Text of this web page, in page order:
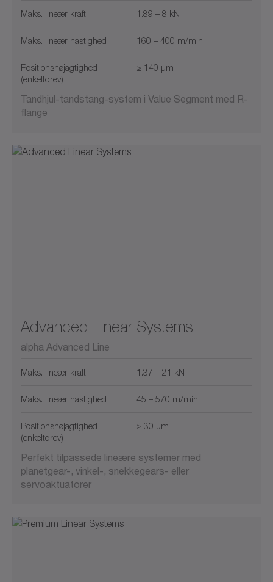
Maks. lineær kraft 1.89 – 8 kN
Maks. lineær hastighed 160 – 400 m/min
Positionsnøjagtighed
(enkeltdrev)
≥ 140 µm
Tandhjul-tandstang-system i Value Segment med R-
flange
Advanced Linear Systems
alpha Advanced Line
Maks. lineær kraft 1.37 – 21 kN
Maks. lineær hastighed 45 – 570 m/min
Positionsnøjagtighed
(enkeltdrev)
≥ 30 µm
Perfekt tilpassede lineære systemer med
planetgear-, vinkel-, snekkegears- eller
servoaktuatorer